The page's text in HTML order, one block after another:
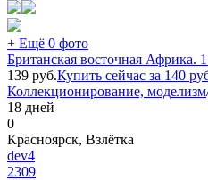
+ Ещё 0 фото
Британская восточная Африка.
139 руб.Купить сейчас за 140
Коллекционирование, моделизм
18 дней
0
Красноярск, Взлётка
dev4
2309